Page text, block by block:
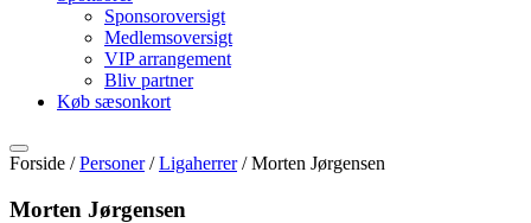
Sponsoroversigt
Medlemsoversigt
VIP arrangement
Bliv partner
Køb sæsonkort
Forside /Personer/Ligaherrer/Morten Jørgensen
Morten Jørgensen